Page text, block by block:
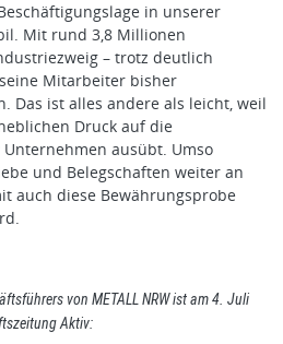
in unserer
Mit rund 3,8 Millionen
– trotz deutlich
Mitarbeiter bisher
Das ist alles andere als leicht, weil
Druck auf die
ausübt. Umso
und Belegschaften weiter an
auch diese Bewährungsprobe
von METALL NRW ist am 4. Juli
Aktiv: